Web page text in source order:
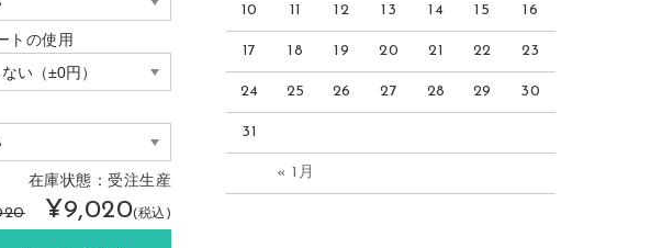
トの使用
在庫状態：受注生産
¥9,020(税込)
« 1月
10 11 12 13 14 15 16
17 18 19 20 21 22 23
24 25 26 27 28 29 30
31